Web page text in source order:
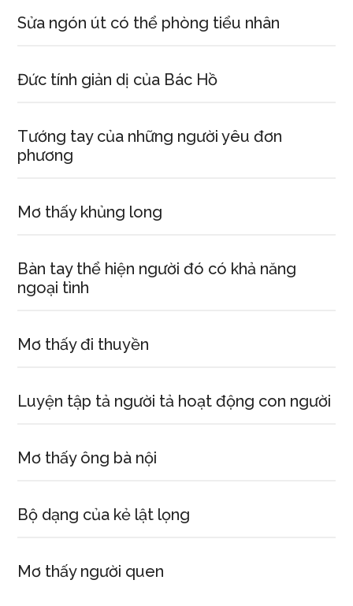
Sửa ngón út có thể phòng tiểu nhân
Đức tính giản dị của Bác Hồ
Tướng tay của những người yêu đơn
phương
Mơ thấy khủng long
Bàn tay thể hiện người đó có khả năng
ngoại tình
Mơ thấy đi thuyền
Luyện tập tả người tả hoạt động con người
Mơ thấy ông bà nội
Bộ dạng của kẻ lật lọng
Mơ thấy người quen